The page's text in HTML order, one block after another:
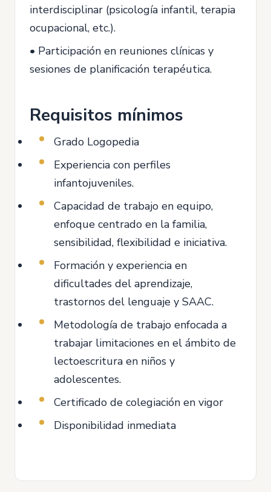
interdisciplinar (psicología infantil, terapia
ocupacional, etc.).
• Participación en reuniones clínicas y
sesiones de planificación terapéutica.
Requisitos mínimos
Grado Logopedia
Experiencia con perfiles
infantojuveniles.
Capacidad de trabajo en equipo,
enfoque centrado en la familia,
sensibilidad, flexibilidad e iniciativa.
Formación y experiencia en
dificultades del aprendizaje,
trastornos del lenguaje y SAAC.
Metodología de trabajo enfocada a
trabajar limitaciones en el ámbito de
lectoescritura en niños y
adolescentes.
Certificado de colegiación en vigor
Disponibilidad inmediata